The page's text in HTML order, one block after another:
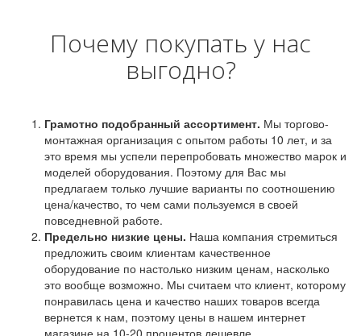
Почему покупать у нас
выгодно?
Грамотно подобранный ассортимент. Мы торгово-
монтажная организация с опытом работы 10 лет, и за
это время мы успели перепробовать множество марок и
моделей оборудования. Поэтому для Вас мы
предлагаем только лучшие варианты по соотношению
цена/качество, то чем сами пользуемся в своей
повседневной работе.
Предельно низкие цены. Наша компания стремиться
предложить своим клиентам качественное
оборудование по настолько низким ценам, насколько
это вообще возможно. Мы считаем что клиент, которому
понравилась цена и качество наших товаров всегда
вернется к нам, поэтому цены в нашем интернет